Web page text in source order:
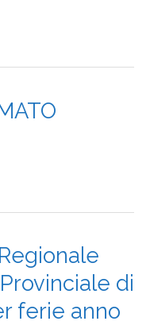
di
ferie anno